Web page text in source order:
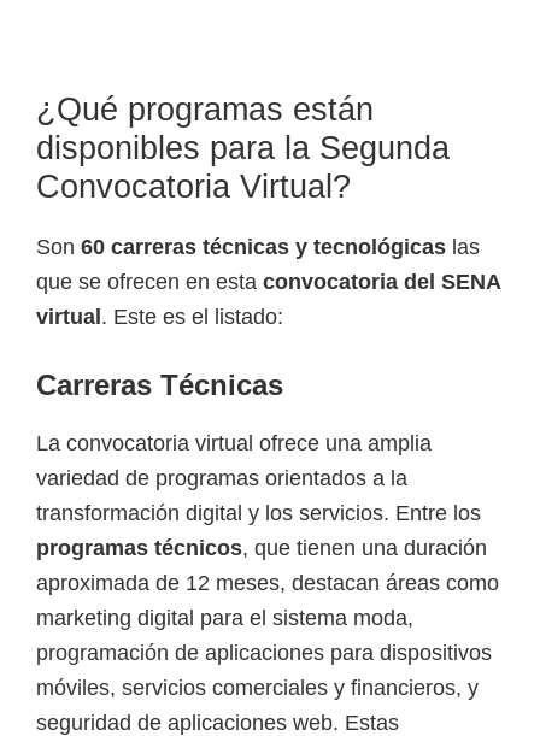
¿Qué programas están
disponibles para la Segunda
Convocatoria Virtual?
Son 60 carreras técnicas y tecnológicas las
que se ofrecen en esta convocatoria del SENA
virtual. Este es el listado:
Carreras Técnicas
La convocatoria virtual ofrece una amplia
variedad de programas orientados a la
transformación digital y los servicios. Entre los
programas técnicos, que tienen una duración
aproximada de 12 meses, destacan áreas como
marketing digital para el sistema moda,
programación de aplicaciones para dispositivos
móviles, servicios comerciales y financieros, y
seguridad de aplicaciones web. Estas